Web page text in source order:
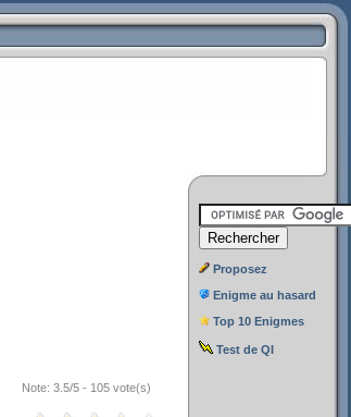
Proposez
Enigme au hasard
Top 10 Enigmes
Test de QI
Note: 3.5/5 - 105 vote(s)